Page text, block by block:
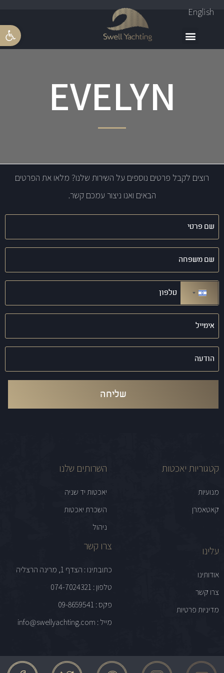
פתח
English
EVELYN
רוצים לקבל פרטים נוספים על השירות שלנו? מלאו את הפרטים
הבאים ואנו ניצור עמכם קשר.
שם
פרטי
שם
משפחה
טלפון
(חובה)
ישראל +972
אימייל
(חובה)
הודעה
קטגוריות יאכטות
מנועיות
קאטאמרן
השרותים שלנו
יאכטות יד שניה
השכרת יאכטות
ניהול
עלינו
אודותינו
צרו קשר
מדיניות פרטיות
צרו קשר
כתובתינו : הצדף 1, מרינה הרצליה
טלפון : 074-7024321
פקס : 09-8659541
מייל : info@swellyachting.com